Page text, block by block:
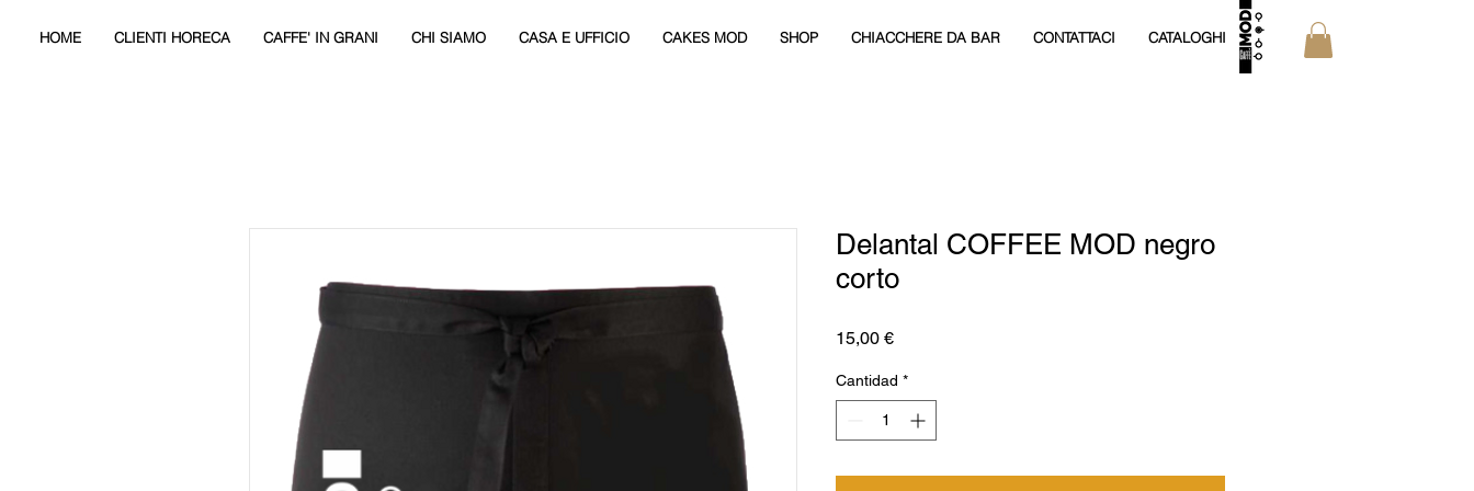
HOME CLIENTI HORECA CAFFE' IN GRANI CHI SIAMO CASA E UFFICIO CAKES MOD SHOP CHIACCHERE DA BAR CONTATTACI CATALOGHI
Delantal COFFEE MOD negro
corto
15,00 €Precio
Cantidad *